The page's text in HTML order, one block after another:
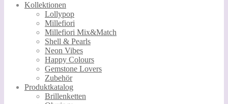
Kollektionen
Lollypop
Millefiori
Millefiori Mix&Match
Shell & Pearls
Neon Vibes
Happy Colours
Gemstone Lovers
Zubehör
Produktkatalog
Brillenketten